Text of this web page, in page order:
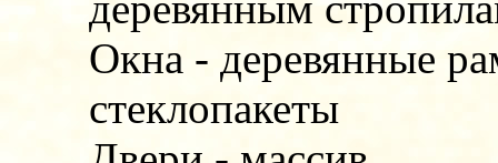
Окна - деревянные
стеклопакеты